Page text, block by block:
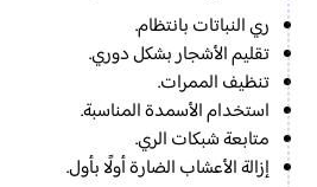
ري النباتات بانتظام.
تقليم الأشجار بشكل دوري.
تنظيف الممرات.
استخدام الأسمدة المناسبة.
متابعة شبكات الري.
إزالة الأعشاب الضارة أولًا بأول.